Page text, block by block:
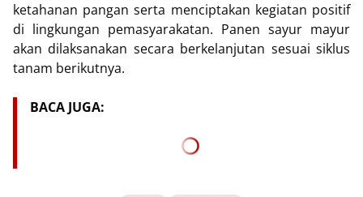
ketahanan pangan serta menciptakan kegiatan positif
di lingkungan pemasyarakatan. Panen sayur mayur
akan dilaksanakan secara berkelanjutan sesuai siklus
tanam berikutnya.
BACA JUGA: